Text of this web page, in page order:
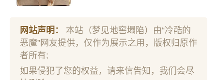
网站声明：
本站（梦见地窖塌陷）由“冷酷的
恶魔”网友提供，仅作为展示之用，版权归原作
者所有;
如果侵犯了您的权益，请来信告知，我们会尽